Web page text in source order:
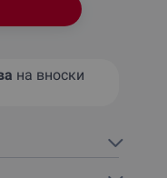
на вноски